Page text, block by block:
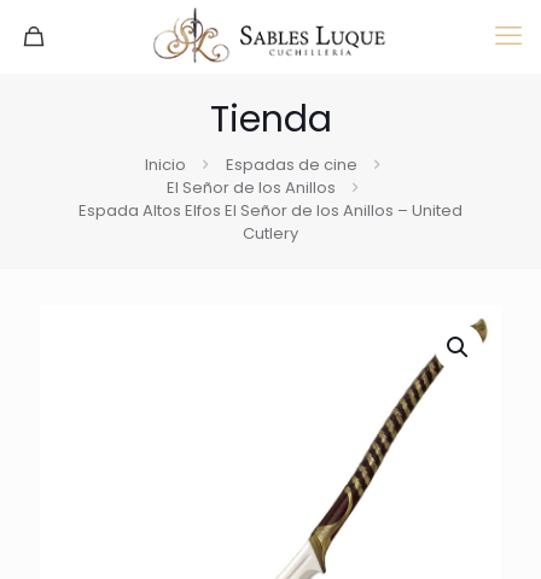
Tienda
Inicio
Espadas de cine
El Señor de los Anillos
Espada Altos Elfos El Señor de los Anillos – United
Cutlery